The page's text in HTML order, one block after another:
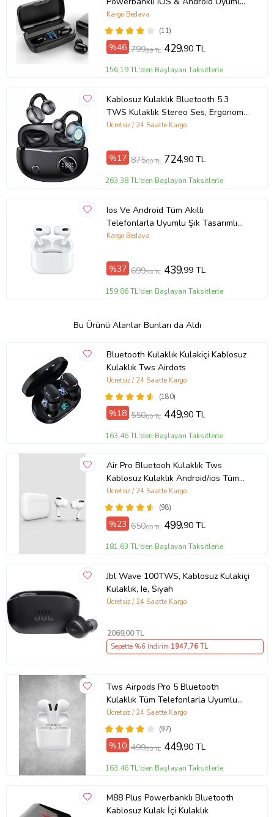
Tws A10S
(11)
Kargo Bedava
%46 799,99 TL 429,90 TL
156,19 TL'den Başlayan Taksitlerle
Kablosuz Kulaklık Bluetooth 5.3
TWS Kulaklık Stereo Ses, Ergonomik
Tasarım Android İos Uyumlu
Ücretsiz / 24 Saatte Kargo
%17 875,00 TL 724,90 TL
263,38 TL'den Başlayan Taksitlerle
Ios Ve Android Tüm Akıllı
Telefonlarla Uyumlu Şık Tasarımlı
Silikonlu Inpods Pro Yüksek Kaliteli
Kargo Bedava
%37 699,98 TL 439,99 TL
159,86 TL'den Başlayan Taksitlerle
Bu Ürünü Alanlar Bunları da Aldı
Bluetooth Kulaklık Kulakiçi Kablosuz
Kulaklık Tws Airdots
(180)
Ücretsiz / 24 Saatte Kargo
%18 550,00 TL 449,90 TL
163,46 TL'den Başlayan Taksitlerle
Air Pro Bluetooh Kulaklık Tws
Kablosuz Kulaklık Android/ios Tüm
Telefonlara Uyumlu (Beyaz)
(98)
Ücretsiz / 24 Saatte Kargo
%23 650,00 TL 499,90 TL
181,63 TL'den Başlayan Taksitlerle
Jbl Wave 100TWS, Kablosuz Kulakiçi
Kulaklık, Ie, Siyah
Ücretsiz / 24 Saatte Kargo
2069,00 TL
Sepette %6 İndirim 1947,76 TL
Tws Airpods Pro 5 Bluetooth
Kulaklık Tüm Telefonlarla Uyumlu
Kablosuz Kulaklık (Beyaz)
(97)
Ücretsiz / 24 Saatte Kargo
%10 499,90 TL 449,90 TL
163,46 TL'den Başlayan Taksitlerle
M88 Plus Powerbanklı Bluetooth
Kablosuz Kulak İçi Kulaklık